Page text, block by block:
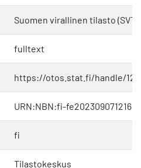
Suomen virallinen tilasto (SVT)
fulltext
https://otos.stat.fi/handle/
URN:NBN:fi-fe20230907121659
fi
Tilastokeskus